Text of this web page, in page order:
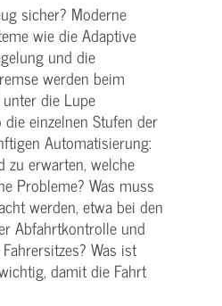
sicher? Moderne
wie die Adaptive
und die
werden beim
die Lupe
einzelnen Stufen der
Automatisierung:
zu erwarten, welche
Probleme? Was muss
werden, etwa bei den
Abfahrtkontrolle und
Was ist
damit die Fahrt